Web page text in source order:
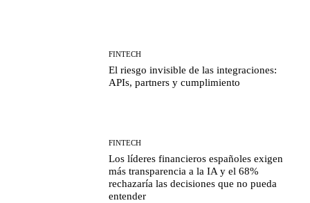
FINTECH
El riesgo invisible de las integraciones:
APIs, partners y cumplimiento
FINTECH
Los líderes financieros españoles exigen
más transparencia a la IA y el 68%
rechazaría las decisiones que no pueda
entender